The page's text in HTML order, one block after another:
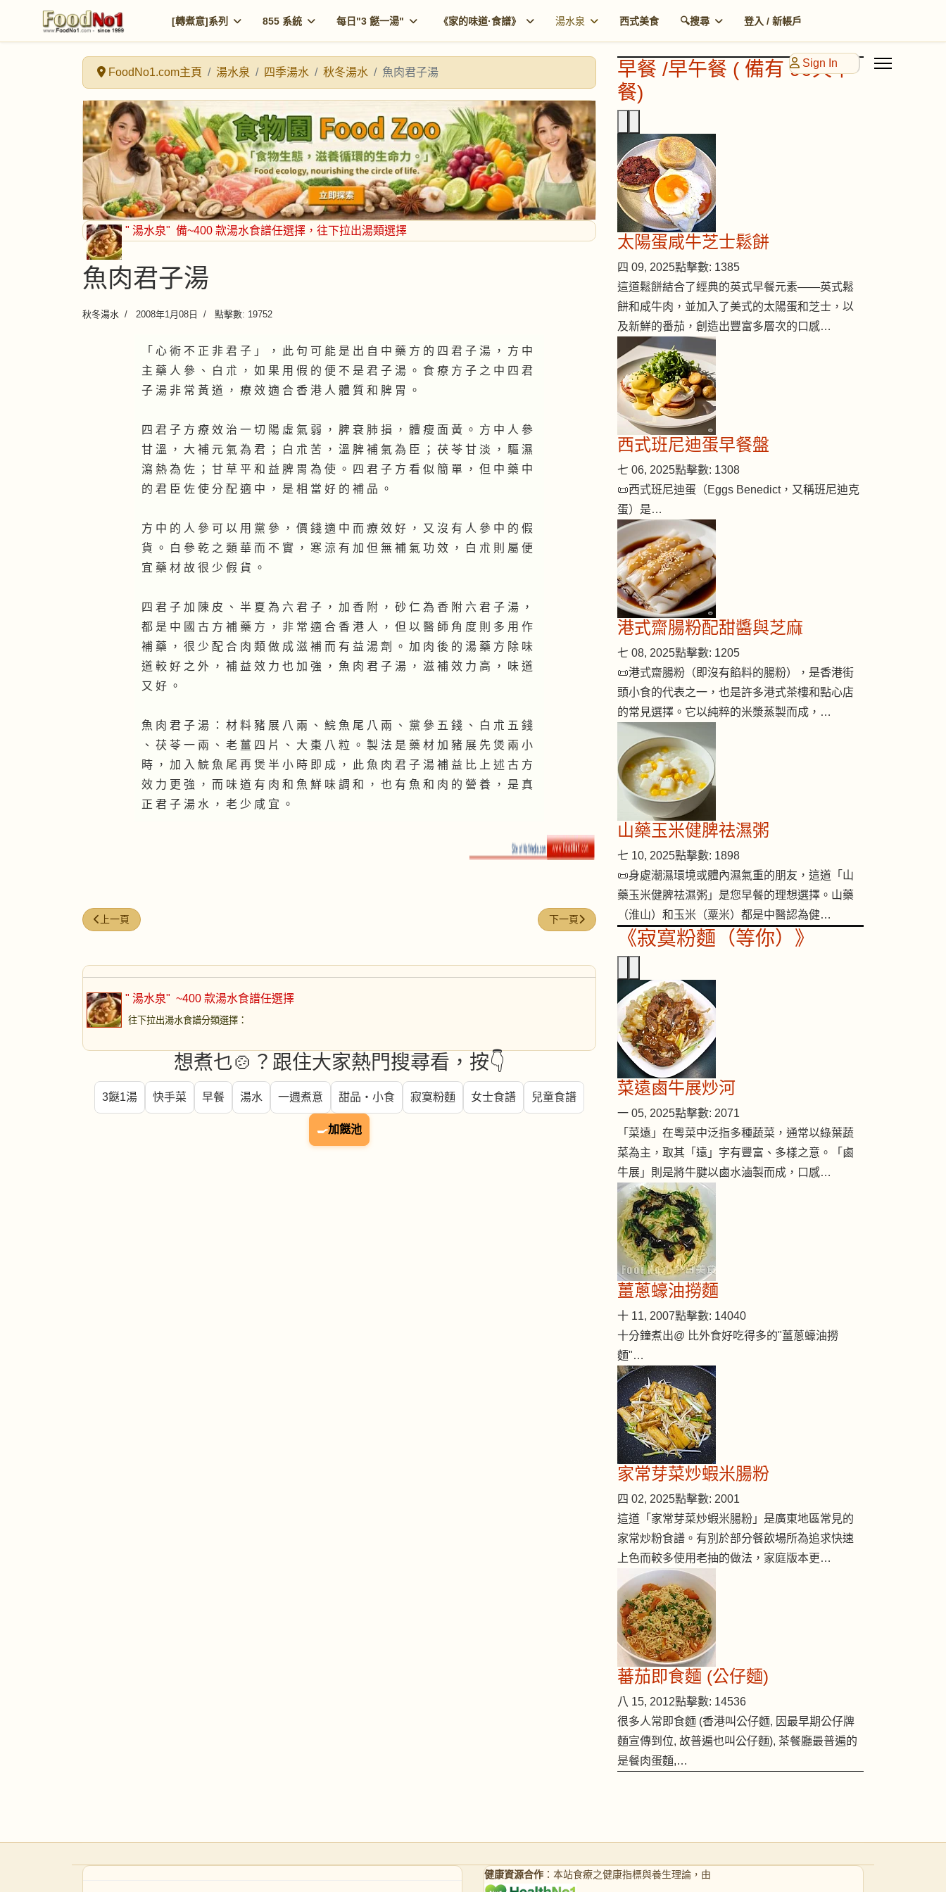
[轉煮意]系列 855 系統 每日"3 餸一湯" 《家的味道·食譜》 湯水泉 西式美食 🔍搜尋 登入 / 新帳戶
Sign In
FoodNo1.com主頁 湯水泉 四季湯水 秋冬湯水 魚肉君子湯
" 湯水泉" 備~400 款湯水食譜任選擇 ，往下拉出湯類選擇
魚肉君子湯
秋冬湯水 2008年1月08日 點擊數: 19752
「 心 術 不 正 非 君 子 」 ， 此 句 可 能 是 出 自 中 藥 方 的 四 君 子 湯 ， 方 中
主 藥 人 參 、 白 朮 ， 如 果 用 假 的 便 不 是 君 子 湯 。 食 療 方 子 之 中 四 君
子 湯 非 常 黃 道 ， 療 效 適 合 香 港 人 體 質 和 脾 胃 。
四 君 子 方 療 效 治 一 切 陽 虛 氣 弱 ， 脾 衰 肺 損 ， 體 瘦 面 黃 。 方 中 人 參
甘 溫 ， 大 補 元 氣 為 君 ； 白 朮 苦 ， 溫 脾 補 氣 為 臣 ； 茯 苓 甘 淡 ， 驅 濕
瀉 熱 為 佐 ； 甘 草 平 和 益 脾 胃 為 使 。 四 君 子 方 看 似 簡 單 ， 但 中 藥 中
的 君 臣 佐 使 分 配 適 中 ， 是 相 當 好 的 補 品 。
方 中 的 人 參 可 以 用 黨 參 ， 價 錢 適 中 而 療 效 好 ， 又 沒 有 人 參 中 的 假
貨 。 白 參 乾 之 類 華 而 不 實 ， 寒 涼 有 加 但 無 補 氣 功 效 ， 白 朮 則 屬 便
宜 藥 材 故 很 少 假 貨 。
四 君 子 加 陳 皮 、 半 夏 為 六 君 子 ， 加 香 附 ， 砂 仁 為 香 附 六 君 子 湯 ，
都 是 中 國 古 方 補 藥 方 ， 非 常 適 合 香 港 人 ， 但 以 醫 師 角 度 則 多 用 作
補 藥 ， 很 少 配 合 肉 類 做 成 滋 補 而 有 益 湯 劑 。 加 肉 後 的 湯 藥 方 除 味
道 較 好 之 外 ， 補 益 效 力 也 加 強 ， 魚 肉 君 子 湯 ， 滋 補 效 力 高 ， 味 道
又 好 。
魚 肉 君 子 湯 ： 材 料 豬 展 八 兩 、 鯇 魚 尾 八 兩 、 黨 參 五 錢 、 白 朮 五 錢
、 茯 苓 一 兩 、 老 薑 四 片 、 大 棗 八 粒 。 製 法 是 藥 材 加 豬 展 先 煲 兩 小
時 ， 加 入 鯇 魚 尾 再 煲 半 小 時 即 成 ， 此 魚 肉 君 子 湯 補 益 比 上 述 古 方
效 力 更 強 ， 而 味 道 有 肉 和 魚 鮮 味 調 和 ， 也 有 魚 和 肉 的 營 養 ， 是 真
正 君 子 湯 水 ， 老 少 咸 宜 。
上一篇文章: 酒湯
上一頁 下一篇文章: 川椒補益湯
下一頁
" 湯水泉" ~400 款湯水食譜任選擇
往下拉出湯水食譜分類選擇 ：
想煮乜🍲？跟住大家熱門搜尋看，按👇
3餸1湯 快手菜 早餐 湯水 一週煮意 甜品・小食 寂寞粉麵 女士食譜 兒童食譜
🍳加餸池
早餐 /早午餐 ( 備有 90天早
餐)
太陽蛋咸牛芝士鬆餅
四 09, 2025點擊數: 1385
這道鬆餅結合了經典的英式早餐元素——英式鬆
餅和咸牛肉，並加入了美式的太陽蛋和芝士，以
及新鮮的番茄，創造出豐富多層次的口感…
西式班尼迪蛋早餐盤
七 06, 2025點擊數: 1308
📜西式班尼迪蛋（Eggs Benedict，又稱班尼迪克
蛋）是…
港式齋腸粉配甜醬與芝麻
七 08, 2025點擊數: 1205
📜港式齋腸粉（即沒有餡料的腸粉），是香港街
頭小食的代表之一，也是許多港式茶樓和點心店
的常見選擇。它以純粹的米漿蒸製而成，…
山藥玉米健脾祛濕粥
七 10, 2025點擊數: 1898
📜身處潮濕環境或體內濕氣重的朋友，這道「山
藥玉米健脾祛濕粥」是您早餐的理想選擇。山藥
（淮山）和玉米（粟米）都是中醫認為健…
《寂寞粉麵（等你）》
菜遠鹵牛展炒河
一 05, 2025點擊數: 2071
「菜遠」在粵菜中泛指多種蔬菜，通常以綠葉蔬
菜為主，取其「遠」字有豐富、多樣之意。「鹵
牛展」則是將牛腱以鹵水滷製而成，口感…
薑蔥蠔油撈麵
十 11, 2007點擊數: 14040
十分鐘煮出@ 比外食好吃得多的"薑蔥蠔油撈
麵"…
家常芽菜炒蝦米腸粉
四 02, 2025點擊數: 2001
這道「家常芽菜炒蝦米腸粉」是廣東地區常見的
家常炒粉食譜。有別於部分餐飲場所為追求快速
上色而較多使用老抽的做法，家庭版本更…
蕃茄即食麵 (公仔麵)
八 15, 2012點擊數: 14536
很多人常即食麵 (香港叫公仔麵, 因最早期公仔牌
麵宣傳到位, 故普遍也叫公仔麵), 茶餐廳最普遍的
是餐肉蛋麵,…
健康資源合作 ：本站食療之健康指標與養生理論，由